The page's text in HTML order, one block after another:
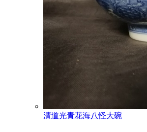
清道光青花海八怪大碗